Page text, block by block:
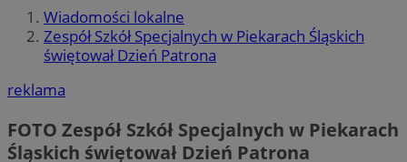
Wiadomości lokalne
Zespół Szkół Specjalnych w Piekarach Śląskich
świętował Dzień Patrona
reklama
FOTO Zespół Szkół Specjalnych w Piekarach
Śląskich świętował Dzień Patrona